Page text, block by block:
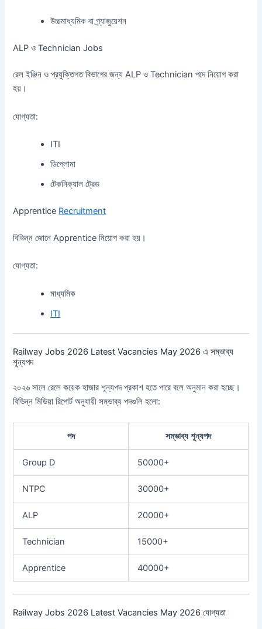
উচ্চমাধ্যমিক বা গ্র্যাজুয়েশন
ALP ও Technician Jobs
রেল ইঞ্জিন ও প্রযুক্তিগত বিভাগের জন্য ALP ও Technician পদে নিয়োগ করা
হয়।
যোগ্যতা:
ITI
ডিপ্লোমা
টেকনিক্যাল ট্রেড
Apprentice Recruitment
বিভিন্ন জোনে Apprentice নিয়োগ করা হয়।
যোগ্যতা:
মাধ্যমিক
ITI
Railway Jobs 2026 Latest Vacancies May 2026 এ সম্ভাব্য
শূন্যপদ
২০২৬ সালে রেলে কয়েক হাজার শূন্যপদ প্রকাশ হতে পারে বলে অনুমান করা হচ্ছে।
বিভিন্ন মিডিয়া রিপোর্ট অনুযায়ী সম্ভাব্য পদগুলি হলো:
পদ সম্ভাব্য শূন্যপদ
Group D 50000+
NTPC 30000+
ALP 20000+
Technician 15000+
Apprentice 40000+
Railway Jobs 2026 Latest Vacancies May 2026 যোগ্যতা